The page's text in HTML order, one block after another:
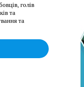
голів
та
та